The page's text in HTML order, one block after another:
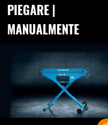
PIEGARE |
MANUALMENTE